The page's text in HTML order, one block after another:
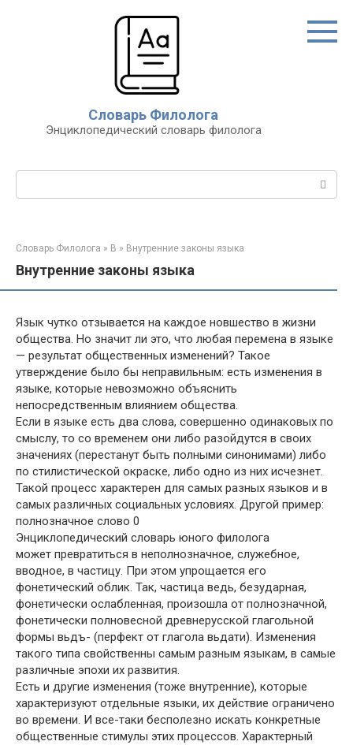
Словарь Филолога
Энциклопедический словарь филолога
Словарь Филолога » В » Внутренние законы языка
Внутренние законы языка
Язык чутко отзывается на каждое новшество в жизни
общества. Но значит ли это, что любая перемена в языке
— результат общественных изменений? Такое
утверждение было бы неправильным: есть изменения в
языке, которые невозможно объяснить
непосредственным влиянием общества.
Если в языке есть два слова, совершенно одинаковых по
смыслу, то со временем они либо разойдутся в своих
значениях (перестанут быть полными синонимами) либо
по стилистической окраске, либо одно из них исчезнет.
Такой процесс характерен для самых разных языков и в
самых различных социальных условиях. Другой пример:
полнозначное слово 0
Энциклопедический словарь юного филолога
может превратиться в неполнозначное, служебное,
вводное, в частицу. При этом упрощается его
фонетический облик. Так, частица ведь, безударная,
фонетически ослабленная, произошла от полнозначной,
фонетически полновесной древнерусской глагольной
формы вьдъ- (перфект от глагола вьдати). Изменения
такого типа свойственны самым разным языкам, в самые
различные эпохи их развития.
Есть и другие изменения (тоже внутренние), которые
характеризуют отдельные языки, их действие ограничено
во времени. И все-таки бесполезно искать конкретные
общественные стимулы этих процессов. Характерный